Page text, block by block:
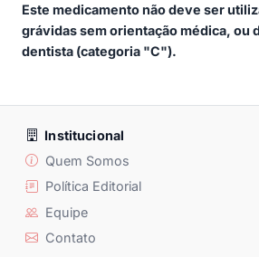
Este medicamento não deve ser
grávidas sem orientação médica, ou
dentista (categoria "C").
Institucional
Quem Somos
Política Editorial
Equipe
Contato